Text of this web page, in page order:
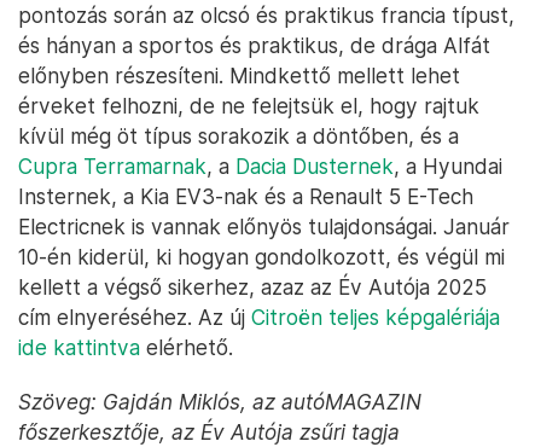
pontozás során az olcsó és praktikus francia típust,
és hányan a sportos és praktikus, de drága Alfát
előnyben részesíteni. Mindkettő mellett lehet
érveket felhozni, de ne felejtsük el, hogy rajtuk
kívül még öt típus sorakozik a döntőben, és a
Cupra Terramarnak, a Dacia Dusternek, a Hyundai
Insternek, a Kia EV3-nak és a Renault 5 E-Tech
Electricnek is vannak előnyös tulajdonságai. Január
10-én kiderül, ki hogyan gondolkozott, és végül mi
kellett a végső sikerhez, azaz az Év Autója 2025
cím elnyeréséhez. Az új Citroën teljes képgalériája
ide kattintva elérhető.
Szöveg: Gajdán Miklós, az autóMAGAZIN
főszerkesztője, az Év Autója zsűri tagja